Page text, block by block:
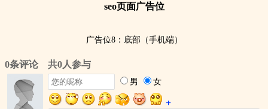
seo页面广告位
广告位8：底部（手机端）